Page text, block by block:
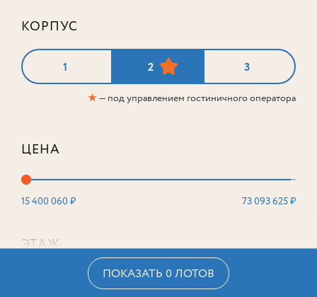
КОРПУС
1 2 3
★— под управлением гостиничного оператора
ЦЕНА
15 400 060 ₽ 73 093 625 ₽
ЭТАЖ
ПОКАЗАТЬ 0 ЛОТОВ